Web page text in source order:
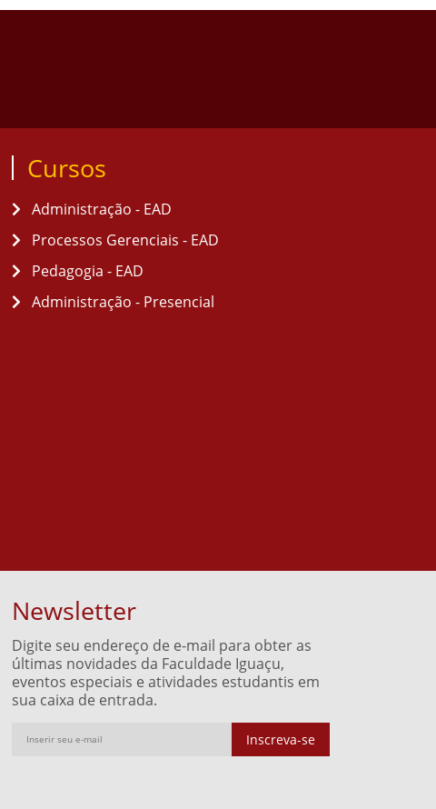
Cursos
Administração - EAD
Processos Gerenciais - EAD
Pedagogia - EAD
Administração - Presencial
Newsletter
Digite seu endereço de e-mail para obter as
últimas novidades da Faculdade Iguaçu,
eventos especiais e atividades estudantis em
sua caixa de entrada.
Inscreva-se